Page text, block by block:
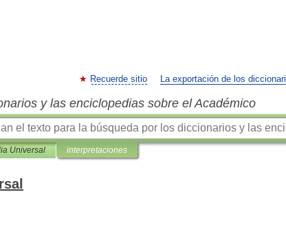
Recuerde sitio La exportación de los
y las enciclopedias sobre el Académico
Universal interpretaciones